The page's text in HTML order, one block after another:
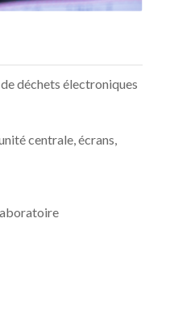
déchets électroniques
centrale, écrans,